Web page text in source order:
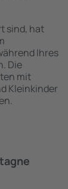
sind, hat
Ihres
Die
mit
Kleinkinder